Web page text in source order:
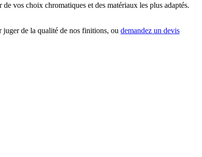
vos choix chromatiques et des matériaux les plus adaptés.
juger de la qualité de nos finitions, ou demandez un devis